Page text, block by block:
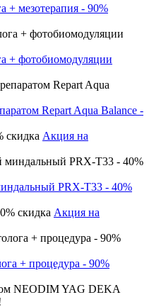
+ мезотерапия - 90%
+ фотобиомодуляции
Repart Aqua Balance -
Акция на
PRX-T33 - 40%
Акция на
+ процедура - 90%